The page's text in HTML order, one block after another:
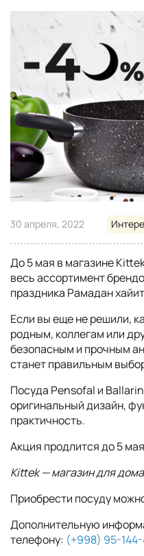
30 апреля, 2022
До 5 мая в магазине
весь ассортимент
праздника Рамадан
Если вы еще не решили,
родным, коллегам или
безопасным и прочным
станет правильным
Посуда Pensofal и
оригинальный дизайн,
практичность.
Акция продлится до 5
Kittek — магазин для
Приобрести посуду
Дополнительную
телефону: (+998) 95-